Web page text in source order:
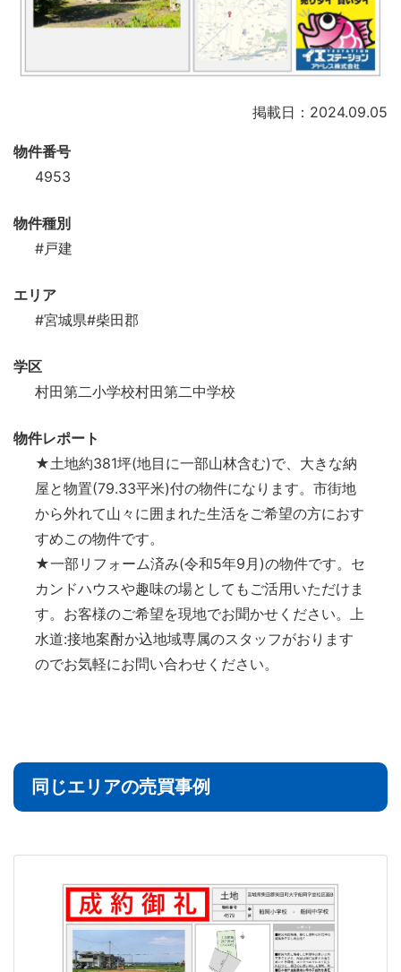
掲載日：2024.09.05
物件番号
4953
物件種別
#戸建
エリア
#宮城県#柴田郡
学区
村田第二小学校村田第二中学校
物件レポート
★土地約381坪(地目に一部山林含む)で、大きな納
屋と物置(79.33平米)付の物件になります。市街地
から外れて山々に囲まれた生活をご希望の方におす
すめこの物件です。
★一部リフォーム済み(令和5年9月)の物件です。セ
カンドハウスや趣味の場としてもご活用いただけま
す。お客様のご希望を現地でお聞かせください。上
水道:接地案酎か込地域専属のスタッフがおります
のでお気軽にお問い合わせください。
同じエリアの売買事例